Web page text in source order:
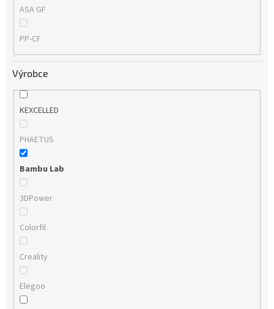
ASA GF
PP-CF
Výrobce
KEXCELLED
PHAETUS
Bambu Lab
3DPower
Colorfil
Creality
Elegoo